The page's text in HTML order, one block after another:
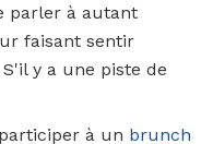
parler à autant
faisant sentir
y a une piste de
à un brunch